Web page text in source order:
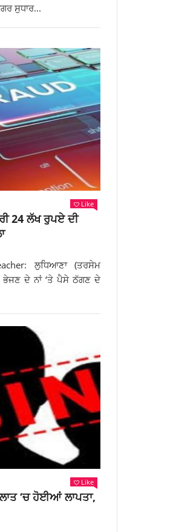
ਸੁਧਾਰ...
Like
24 ਲੱਖ ਰੁਪਏ ਦੀ
ਲੁਧਿਆਣਾ (ਤਰਸੇਮ
ਭੇਜਣ ਦੇ ਨਾਂ ‘ਤੇ ਪੈਸੇ ਠੱਗਣ ਦੇ
Like
‘ਚ ਹੋਈਆਂ ਲਾਪਤਾ,